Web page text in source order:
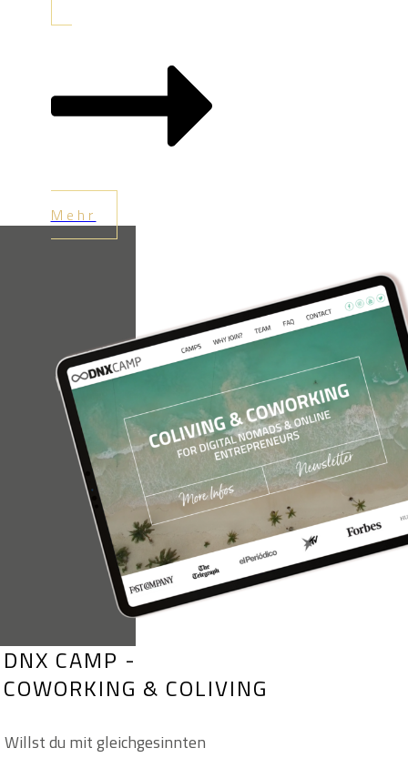
Mehr
DNX CAMP -
COWORKING & COLIVING
Willst du mit gleichgesinnten